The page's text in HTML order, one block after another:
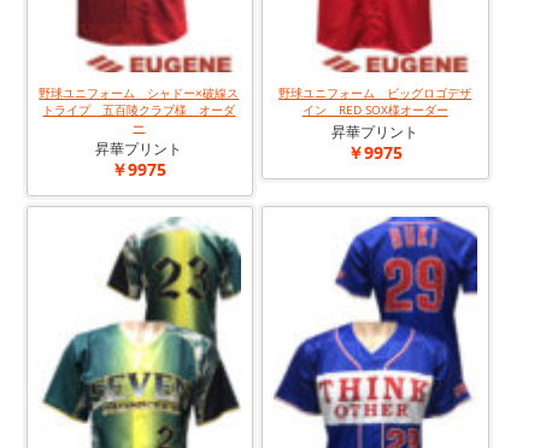
野球ユニフォーム シャドー×破線ス
トライプ 五百陵クラブ様 オーダ
ー
昇華プリント
￥9975
野球ユニフォーム ビッグロゴデザ
イン RED SOX様オーダー
昇華プリント
￥9975